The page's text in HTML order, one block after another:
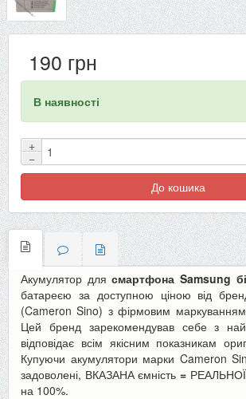
190 грн
В наявності
+
−
До кошика
Акумулятор длясмартфона Samsung
батареєю за доступною ціною від
(Cameron Sino) з фірмовим
Цей бренд зарекомендував себе з
відповідає всім якісним показникам
Купуючи акумулятори марки Cameron
задоволені, ВКАЗАНА ємність= РЕАЛЬНОЇ
на 100%.